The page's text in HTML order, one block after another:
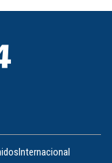
Internacional